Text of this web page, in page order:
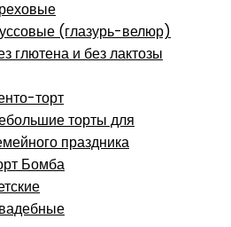
(глазурь-велюр)
глютена и без лактозы
торт
торты для
праздника
Бомба